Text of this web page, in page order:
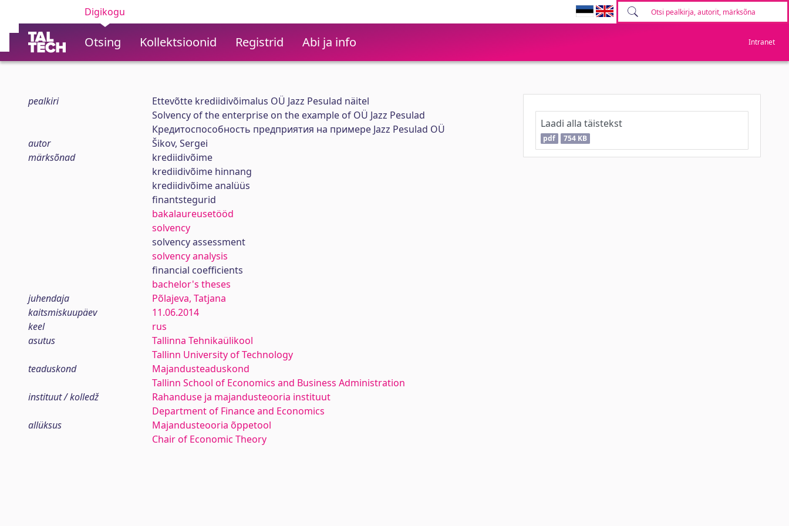
Digikogu
Otsing Kollektsioonid Registrid Abi ja info Intranet
pealkiri
Ettevõtte krediidivõimalus OÜ Jazz Pesulad näitel
Solvency of the enterprise on the example of OÜ Jazz Pesulad
Кредитоспособность предприятия на примере Jazz Pesulad OÜ
autor
Šikov, Sergei
märksõnad
krediidivõime
krediidivõime hinnang
krediidivõime analüüs
finantstegurid
bakalaureusetööd
solvency
solvency assessment
solvency analysis
financial coefficients
bachelor's theses
juhendaja
Põlajeva, Tatjana
kaitsmiskuupäev
11.06.2014
keel
rus
asutus
Tallinna Tehnikaülikool
Tallinn University of Technology
teaduskond
Majandusteaduskond
Tallinn School of Economics and Business Administration
instituut / kolledž
Rahanduse ja majandusteooria instituut
Department of Finance and Economics
allüksus
Majandusteooria õppetool
Chair of Economic Theory
Laadi alla täistekst
pdf 754 KB